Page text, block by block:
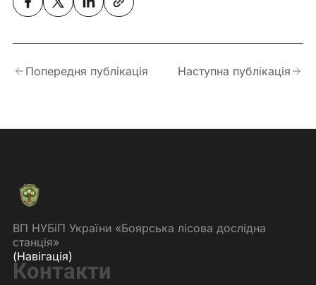
Попередня публікація Наступна публікація
ВП НУБіП України «Боярська лісова дослідна
станція»
(Навігація)
Контакти